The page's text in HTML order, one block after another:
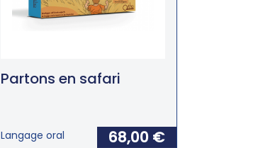
Partons en safari
Langage oral 68,00 €